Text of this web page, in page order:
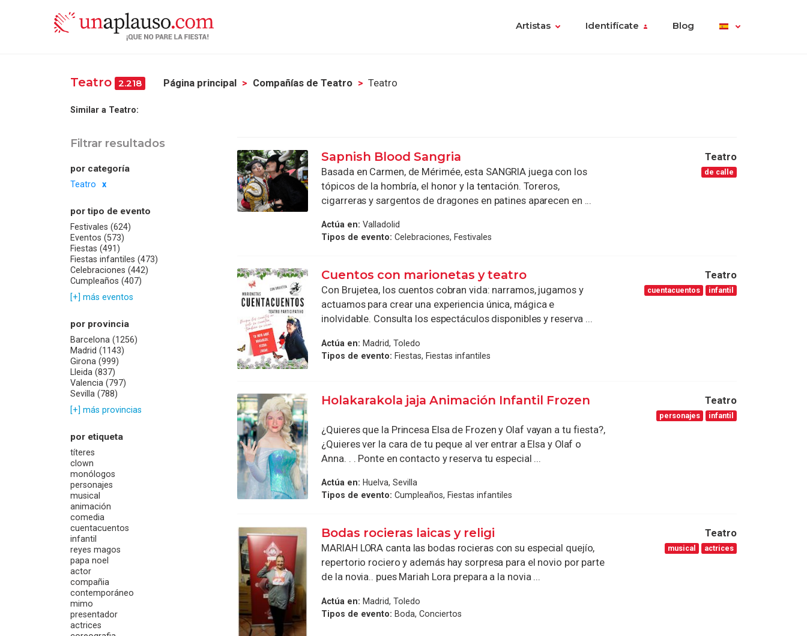
Artistas Identifícate Blog
Teatro 2.218 Página principal Compañías de Teatro Teatro
Similar a Teatro:
Filtrar resultados
por categoría
Teatro
por tipo de evento
Festivales (624)
Eventos (573)
Fiestas (491)
Fiestas infantiles (473)
Celebraciones (442)
Cumpleaños (407)
[+] más eventos
por provincia
Barcelona (1256)
Madrid (1143)
Girona (999)
Lleida (837)
Valencia (797)
Sevilla (788)
[+] más provincias
por etiqueta
títeres
clown
monólogos
personajes
musical
animación
comedia
cuentacuentos
infantil
reyes magos
papa noel
actor
compañia
contemporáneo
mimo
presentador
actrices
Sapnish Blood Sangria
Basada en Carmen, de Mérimée, esta SANGRIA juega con los
tópicos de la hombría, el honor y la tentación. Toreros,
cigarreras y sargentos de dragones en patines aparecen en ...
Actúa en: Valladolid
Tipos de evento: Celebraciones, Festivales
Teatro
de calle
Cuentos con marionetas y teatro
Con Brujetea, los cuentos cobran vida: narramos, jugamos y
actuamos para crear una experiencia única, mágica e
inolvidable. Consulta los espectáculos disponibles y reserva ...
Actúa en: Madrid, Toledo
Tipos de evento: Fiestas, Fiestas infantiles
Teatro
cuentacuentos infantil
Holakarakola jaja Animación Infantil Frozen
¿Quieres que la Princesa Elsa de Frozen y Olaf vayan a tu fiesta?,
¿Quieres ver la cara de tu peque al ver entrar a Elsa y Olaf o
Anna. . . Ponte en contacto y reserva tu especial ...
Actúa en: Huelva, Sevilla
Tipos de evento: Cumpleaños, Fiestas infantiles
Teatro
personajes infantil
Bodas rocieras laicas y religi
MARIAH LORA canta las bodas rocieras con su especial quejío,
repertorio rociero y además hay sorpresa para el novio por parte
de la novia.. pues Mariah Lora prepara a la novia ...
Actúa en: Madrid, Toledo
Tipos de evento: Boda, Conciertos
Teatro
musical actrices